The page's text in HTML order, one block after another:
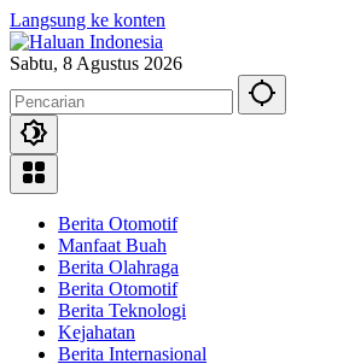
Langsung ke konten
Sabtu, 8 Agustus 2026
Berita Otomotif
Manfaat Buah
Berita Olahraga
Berita Otomotif
Berita Teknologi
Kejahatan
Berita Internasional